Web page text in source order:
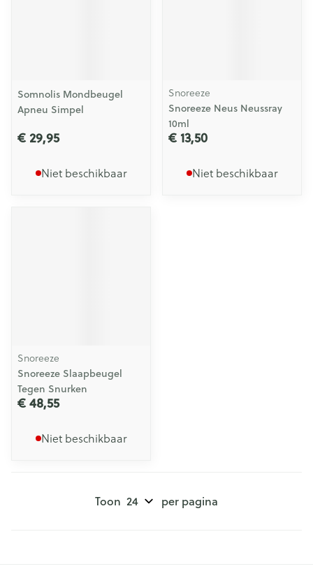
Somnolis Mondbeugel
Apneu Simpel
€ 29,95
Niet beschikbaar
Snoreeze
Snoreeze Neus Neussray
10ml
€ 13,50
Niet beschikbaar
Snoreeze
Snoreeze Slaapbeugel
Tegen Snurken
€ 48,55
Niet beschikbaar
Toon per pagina